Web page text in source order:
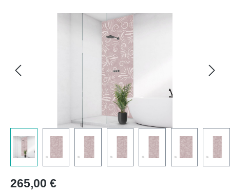
Regulärer Preis:
265,00 €